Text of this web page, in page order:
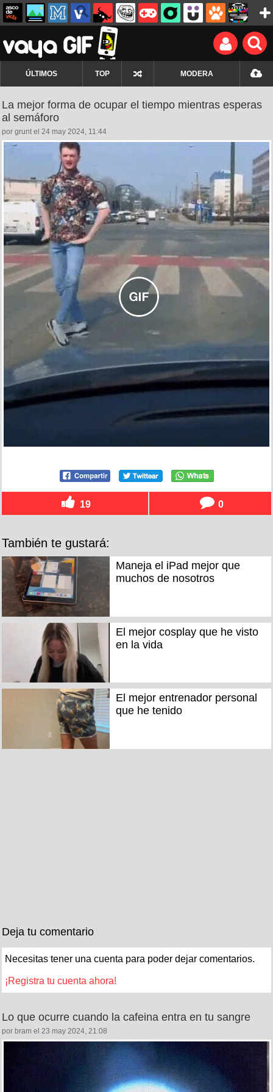
ÚLTIMOS TOP MODERA
La mejor forma de ocupar el tiempo mientras esperas
al semáforo
por grunt el 24 may 2024, 11:44
19 0
También te gustará:
Maneja el iPad mejor que
muchos de nosotros
El mejor cosplay que he visto
en la vida
El mejor entrenador personal
que he tenido
Deja tu comentario
Necesitas tener una cuenta para poder dejar comentarios.
¡Registra tu cuenta ahora!
Lo que ocurre cuando la cafeina entra en tu sangre
por bram el 23 may 2024, 21:08